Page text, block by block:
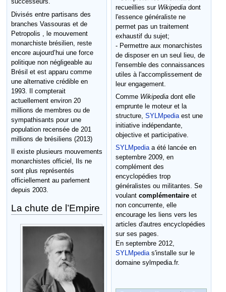
successeurs.
Divisés entre partisans des
branches Vassouras et de
Petropolis , le mouvement
monarchiste brésilien, reste
encore aujourd’hui une force
politique non négligeable au
Brésil et est apparu comme
une alternative crédible en
1993. Il compterait
actuellement environ 20
millions de membres ou de
sympathisants pour une
population recensée de 201
millions de brésiliens (2013)
Il existe plusieurs mouvements
monarchistes officiel, Ils ne
sont plus représentés
officiellement au parlement
depuis 2003.
La chute de l’Empire
recueillies sur Wikipediadont
l'essence généraliste ne
permet pas un traitement
exhaustif du sujet;
- Permettre aux monarchistes
de disposer en un seul lieu, de
l'ensemble des connaissances
utiles à l'accomplissement de
leur engagement.
Comme Wikipediadont elle
emprunte le moteur et la
structure, SYLMpediaest une
initiative indépendante,
objective et participative.
SYLMpediaa été lancée en
septembre 2009, en
complément des
encyclopédies trop
généralistes ou militantes. Se
voulant complémentaireet
non concurrente, elle
encourage les liens vers les
articles d'autres encyclopédies
sur ses pages.
En septembre 2012,
SYLMpedias'installe sur le
domaine sylmpedia.fr.